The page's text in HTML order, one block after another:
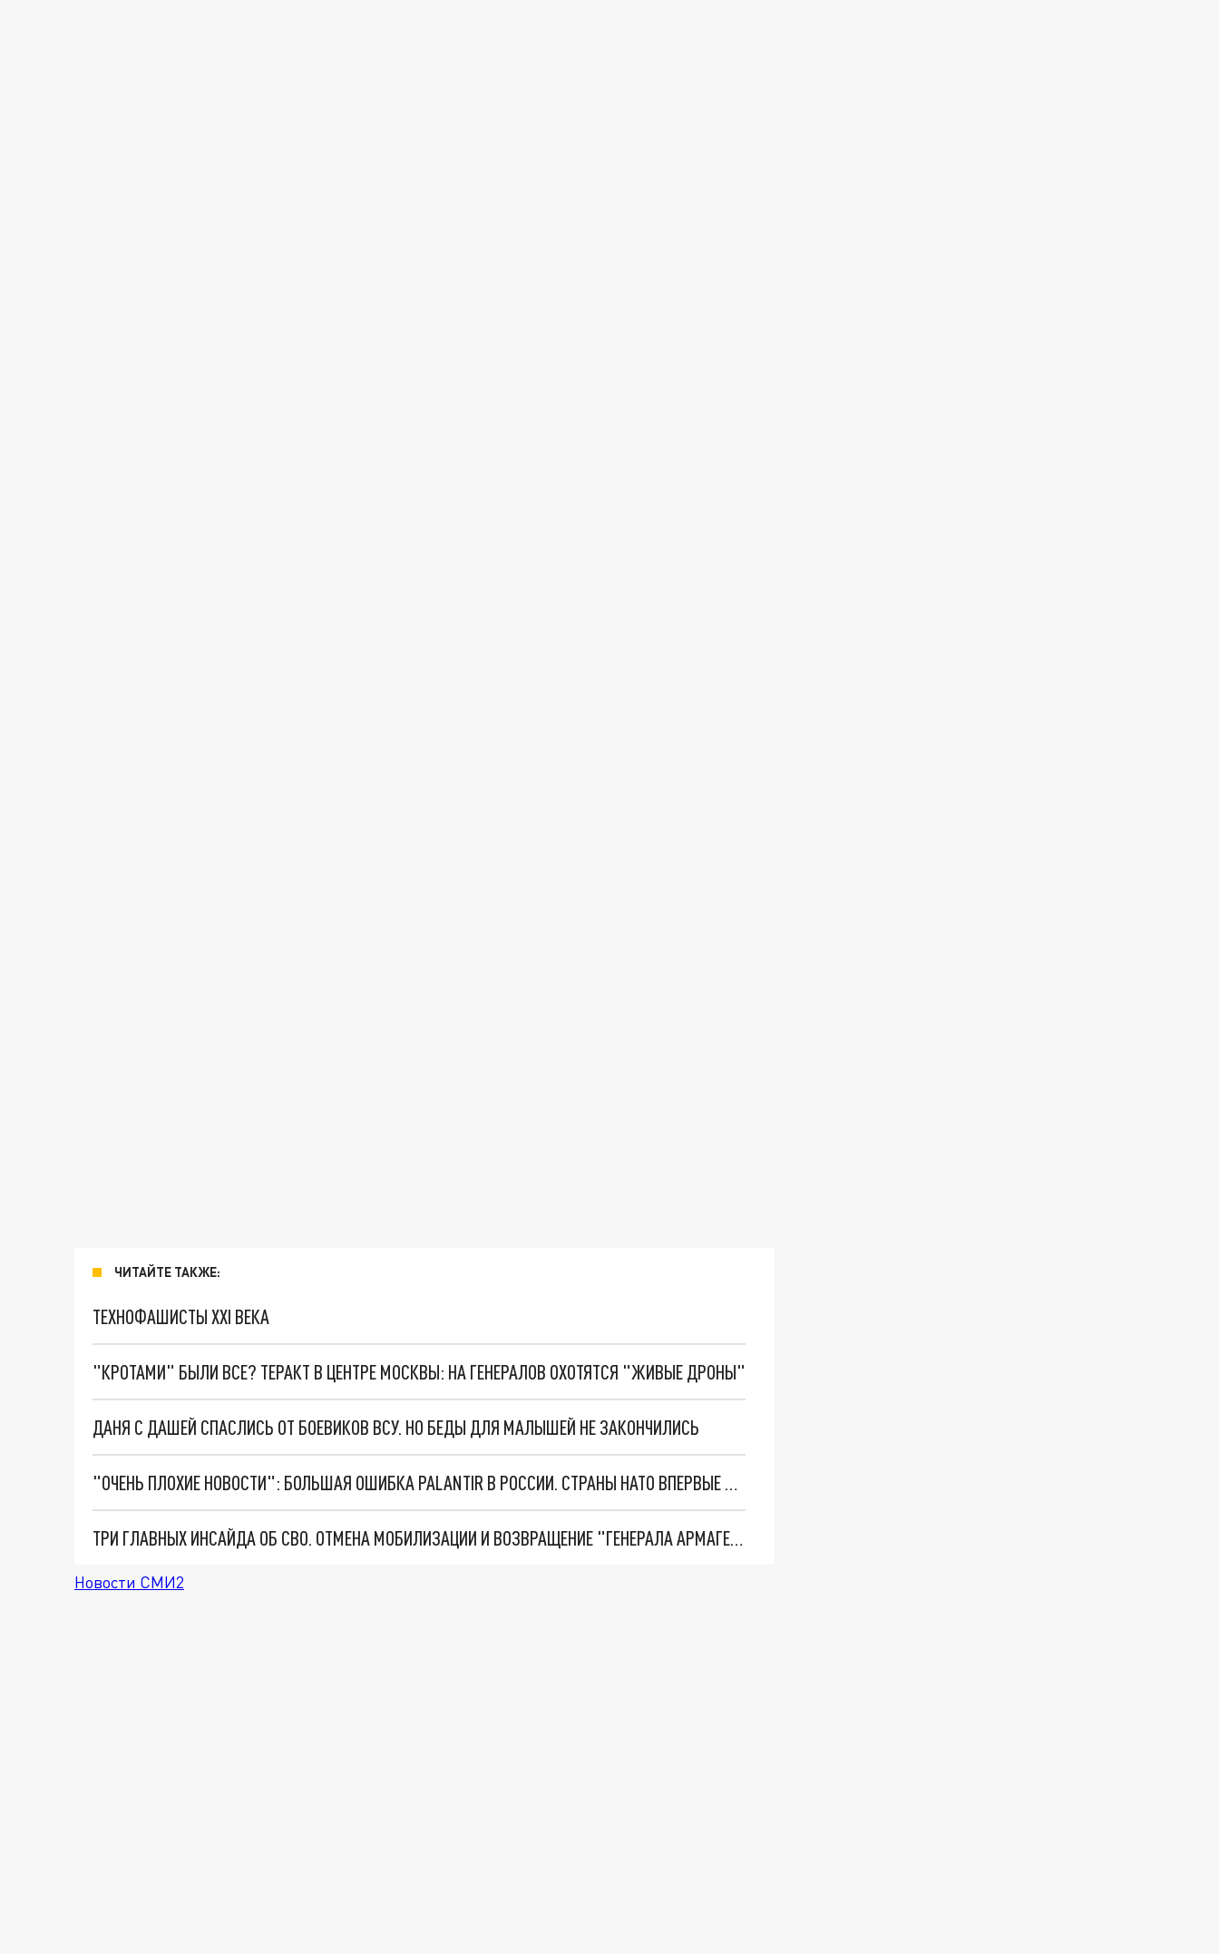
ЧИТАЙТЕ ТАКЖЕ:
ТЕХНОФАШИСТЫ XXI ВЕКА
"КРОТАМИ" БЫЛИ ВСЕ? ТЕРАКТ В ЦЕНТРЕ МОСКВЫ: НА ГЕНЕРАЛОВ ОХОТЯТСЯ "ЖИВЫЕ ДРОНЫ"
ДАНЯ С ДАШЕЙ СПАСЛИСЬ ОТ БОЕВИКОВ ВСУ. НО БЕДЫ ДЛЯ МАЛЫШЕЙ НЕ ЗАКОНЧИЛИСЬ
"ОЧЕНЬ ПЛОХИЕ НОВОСТИ": БОЛЬШАЯ ОШИБКА PALANTIR В РОССИИ. СТРАНЫ НАТО ВПЕРВЫЕ ЗА СВО ОСТАНОВИЛИ ПОСТАВКИ ОРУЖИЯ. ВСУ ТЕРЯЮТ ПРИГРАНИЧЬЕ?
ТРИ ГЛАВНЫХ ИНСАЙДА ОБ СВО. ОТМЕНА МОБИЛИЗАЦИИ И ВОЗВРАЩЕНИЕ "ГЕНЕРАЛА АРМАГЕДДОНА"? ОТЛИЧНЫЕ НОВОСТИ, КОТОРЫЕ ЖДАЛИ ВСЕ
Новости СМИ2